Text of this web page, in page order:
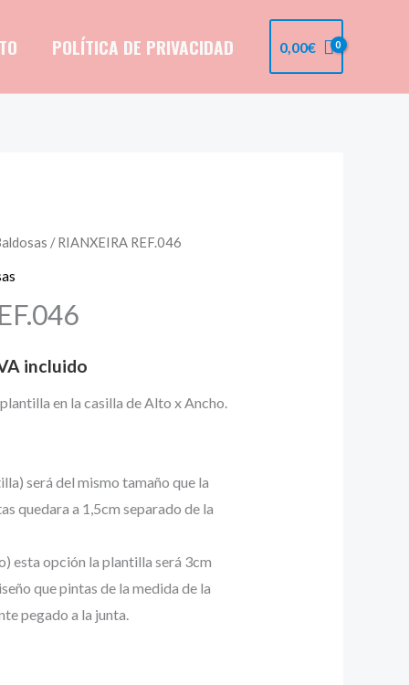
POLÍTICA DE PRIVACIDAD 0,00€
/ RIANXEIRA REF.046
incluido
en la casilla de Alto x Ancho.
será del mismo tamaño que la
quedara a 1,5cm separado de la
esta opción la plantilla será 3cm
que pintas de la medida de la
pegado a la junta.